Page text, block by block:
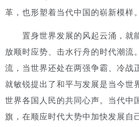
革，也形塑着当代中国的崭新模样。
置身世界发展的风起云涌，就
放顺时应势、击水行舟的时代潮流。
流，当世界还处在两强争霸、冷战
就敏锐提出了和平与发展是当今世
世界各国人民的共同心声。当代中
旗，在顺应时代大势中加快发展自